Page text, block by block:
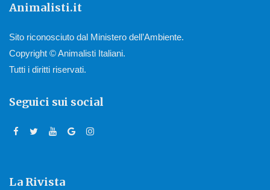
Animalisti.it
Sito riconosciuto dal Ministero dell’Ambiente.
Copyright © Animalisti Italiani.
Tutti i diritti riservati.
Seguici sui social
La Rivista